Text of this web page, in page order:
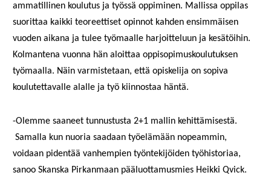
ammatillinen koulutus ja työssä oppiminen. Mallissa oppilas
suorittaa kaikki teoreettiset opinnot kahden ensimmäisen
vuoden aikana ja tulee työmaalle harjoitteluun ja kesätöihin.
Kolmantena vuonna hän aloittaa oppisopimuskoulutuksen
työmaalla. Näin varmistetaan, että opiskelija on sopiva
koulutettavalle alalle ja työ kiinnostaa häntä.
-Olemme saaneet tunnustusta 2+1 mallin kehittämisestä.
Samalla kun nuoria saadaan työelämään nopeammin,
voidaan pidentää vanhempien työntekijöiden työhistoriaa,
sanoo Skanska Pirkanmaan pääluottamusmies Heikki Qvick.